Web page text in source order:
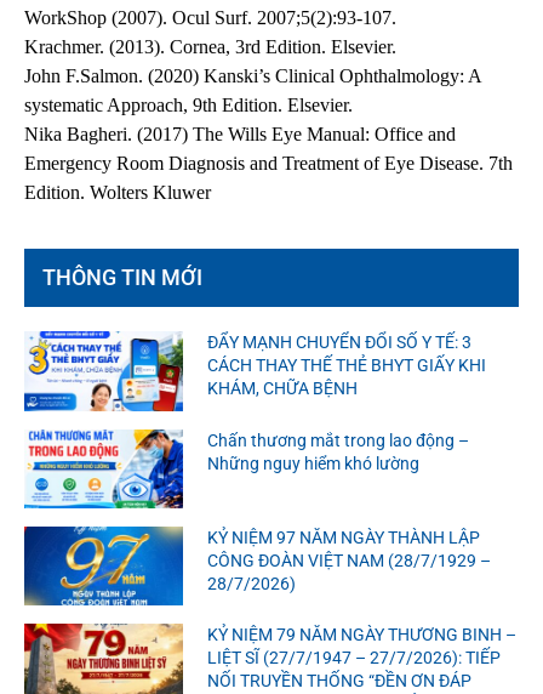
WorkShop (2007). Ocul Surf. 2007;5(2):93-107.
Krachmer. (2013). Cornea, 3rd Edition. Elsevier.
John F.Salmon. (2020) Kanski’s Clinical Ophthalmology: A
systematic Approach, 9th Edition. Elsevier.
Nika Bagheri. (2017) The Wills Eye Manual: Office and
Emergency Room Diagnosis and Treatment of Eye Disease. 7th
Edition. Wolters Kluwer
THÔNG TIN MỚI
ĐẨY MẠNH CHUYỂN ĐỔI SỐ Y TẾ: 3
CÁCH THAY THẾ THẺ BHYT GIẤY KHI
KHÁM, CHỮA BỆNH
Chấn thương mắt trong lao động –
Những nguy hiểm khó lường
KỶ NIỆM 97 NĂM NGÀY THÀNH LẬP
CÔNG ĐOÀN VIỆT NAM (28/7/1929 –
28/7/2026)
KỶ NIỆM 79 NĂM NGÀY THƯƠNG BINH –
LIỆT SĨ (27/7/1947 – 27/7/2026): TIẾP
NỐI TRUYỀN THỐNG “ĐỀN ƠN ĐÁP